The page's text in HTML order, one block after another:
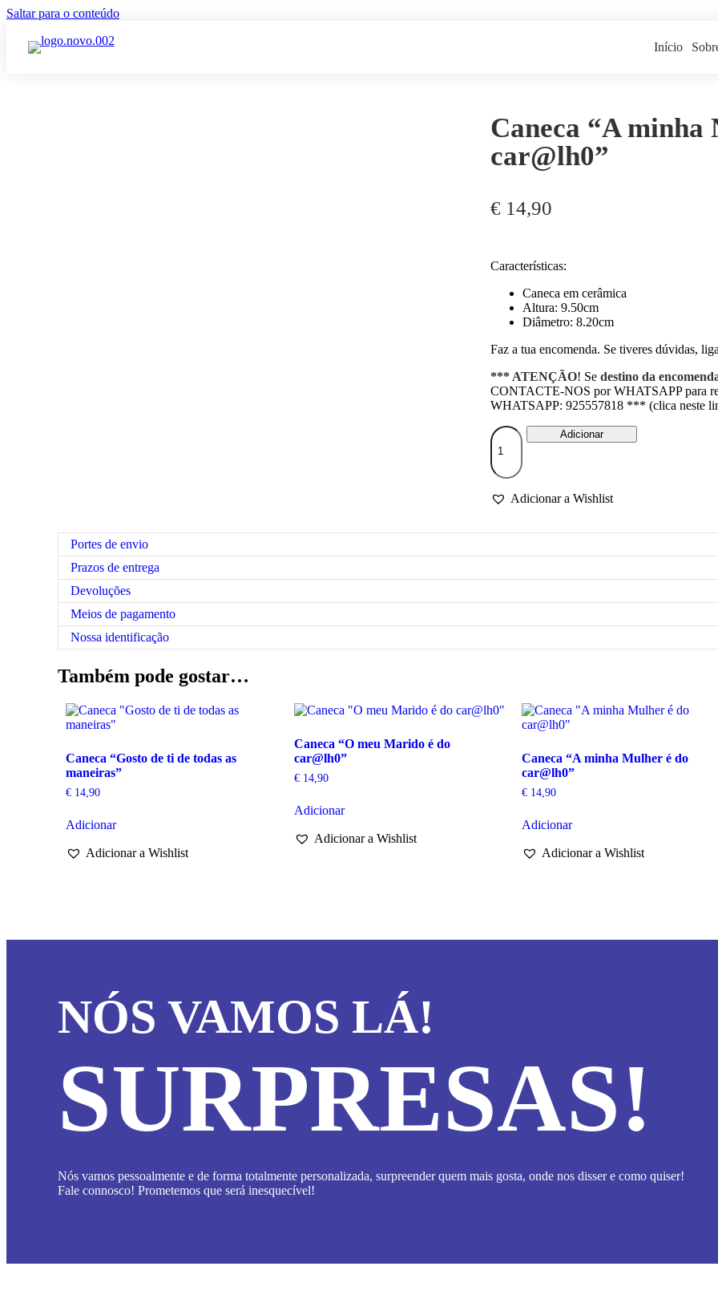
Saltar para o conteúdo
Início
Caneca “A minha
car@lh0”
€ 14,90
Características:
Caneca em cerâmica
Altura: 9.50cm
Diâmetro: 8.20cm
Faz a tua encomenda. Se tiveres dúvidas,
*** ATENÇÃO! Sedestino da
CONTACTE-NOS por WHATSAPP para
WHATSAPP: 925557818 *** (clica neste
Quantidade
de
Caneca
"A
Namorada
do
Adicionar
Adicionar a Wishlist
Portes de envio
Prazos de entrega
Devoluções
Meios de pagamento
Nossa identificação
Também pode gostar…
Caneca “Gosto de ti de todas as
maneiras”
€ 14,90
Adicionar
Adicionar a Wishlist
Caneca “O meu Marido é do
car@lh0”
€14,90
Adicionar
Adicionar a Wishlist
Caneca “A minha Mulher é do
car@lh0”
€ 14,90
Adicionar
Adicionar a Wishlist
NÓS VAMOS LÁ!
SURPRESAS!
Nós vamos pessoalmente e de forma totalmente personalizada, surpreender quem mais gosta, onde nos disser e como quiser!
Fale connosco! Prometemos que será inesquecível!